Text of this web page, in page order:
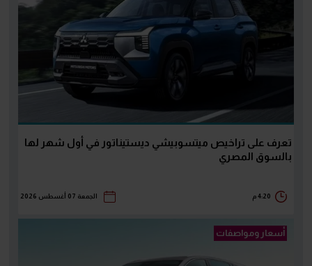
تعرف على تراخيص ميتسوبيشي ديستيناتور في أول شهر لها
بالسوق المصري
4:20 م الجمعة 07 أغسطس 2026
أسعار ومواصفات